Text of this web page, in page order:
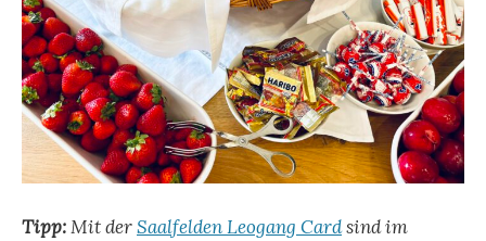
Tipp:Mit derSaalfelden Leogang Cardsind im